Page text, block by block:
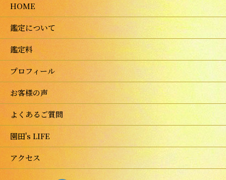
HOME
鑑定について
鑑定料
プロフィール
お客様の声
よくあるご質問
園田's LIFE
アクセス